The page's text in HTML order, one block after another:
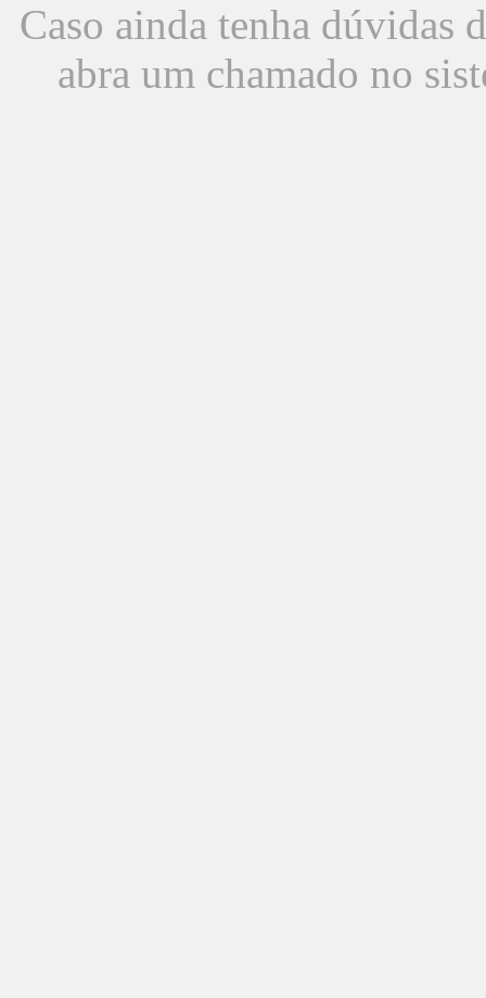
Caso ainda tenha dúvidas
abra um chamado no